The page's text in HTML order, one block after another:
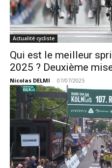
Actualité cycliste
Qui est le meilleur
2025 ? Deuxième
Nicolas DELMI - 07/07/2025